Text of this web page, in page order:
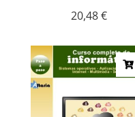
20,48€